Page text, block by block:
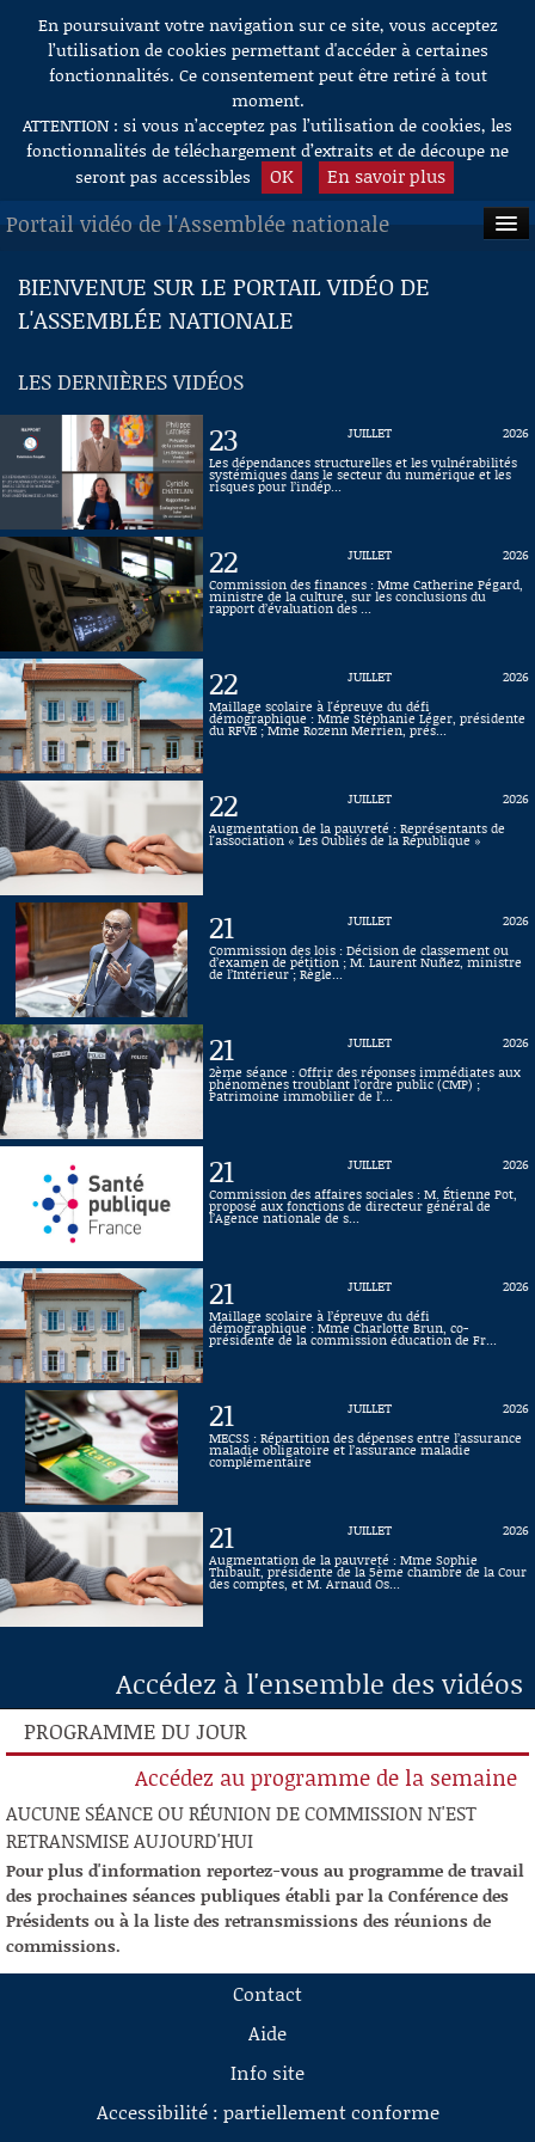
Aller au contenu
En poursuivant votre navigation sur ce site, vous acceptez
l’utilisation de cookies permettant d'accéder à certaines
fonctionnalités. Ce consentement peut être retiré à tout
moment.
ATTENTION : si vous n’acceptez pas l’utilisation de cookies, les
fonctionnalités de téléchargement d’extraits et de découpe ne
seront pas accessibles
OK En savoir plus
Portail vidéo de l'Assemblée nationale
ACCUEIL
EN DIRECT
À LA DEMANDE
RECHERCHE
AIDE À LA DÉCOUPE
DE VIDÉOS
BIENVENUE SUR LE PORTAIL VIDÉO DE
L'ASSEMBLÉE NATIONALE
LES DERNIÈRES VIDÉOS
23 JUILLET
2026
Les dépendances structurelles et les vulnérabilités
systémiques dans le secteur du numérique et les
risques pour l’indép...
22 JUILLET
2026
Commission des finances : Mme Catherine Pégard,
ministre de la culture, sur les conclusions du
rapport d’évaluation des ...
22 JUILLET
2026
Maillage scolaire à l'épreuve du défi
démographique : Mme Stéphanie Léger, présidente
du RFVE ; Mme Rozenn Merrien, prés...
22 JUILLET
2026
Augmentation de la pauvreté : Représentants de
l'association « Les Oubliés de la République »
21 JUILLET
2026
Commission des lois : Décision de classement ou
d’examen de pétition ; M. Laurent Nuñez, ministre
de l’Intérieur ; Règle...
21 JUILLET
2026
2ème séance : Offrir des réponses immédiates aux
phénomènes troublant l’ordre public (CMP) ;
Patrimoine immobilier de l’...
21 JUILLET
2026
Commission des affaires sociales : M. Étienne Pot,
proposé aux fonctions de directeur général de
l’Agence nationale de s...
21 JUILLET
2026
Maillage scolaire à l’épreuve du défi
démographique : Mme Charlotte Brun, co-
présidente de la commission éducation de Fr...
21 JUILLET
2026
MECSS : Répartition des dépenses entre l’assurance
maladie obligatoire et l’assurance maladie
complémentaire
21 JUILLET
2026
Augmentation de la pauvreté : Mme Sophie
Thibault, présidente de la 5ème chambre de la Cour
des comptes, et M. Arnaud Os...
Accédez à l'ensemble des vidéos
PROGRAMME DU JOUR
Accédez au programme de la semaine
AUCUNE SÉANCE OU RÉUNION DE COMMISSION N'EST
RETRANSMISE AUJOURD'HUI
Pour plus d'information reportez-vous au programme de travail
des prochaines séances publiques établi par la Conférence des
Présidents ou à la liste des retransmissions des réunions de
commissions.
Contact
Aide
Info site
Accessibilité : partiellement conforme